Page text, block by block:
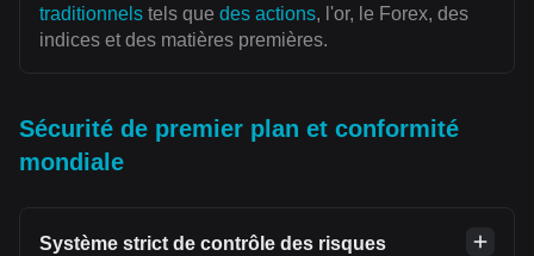
traditionnels tels que des actions, l'or, le Forex, des
indices et des matières premières.
Sécurité de premier plan et conformité
mondiale
Système strict de contrôle des risques